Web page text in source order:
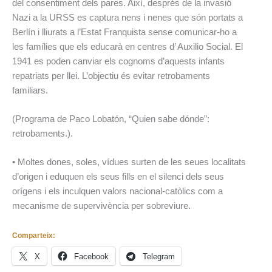
del consentiment dels pares. Així, després de la invasió
Nazi a la URSS es captura nens i nenes que són portats a
Berlín i lliurats a l’Estat Franquista sense comunicar-ho a
les famílies que els educarà en centres d’ Auxilio Social. El
1941 es poden canviar els cognoms d’aquests infants
repatriats per llei. L’objectiu és evitar retrobaments
familiars.
(Programa de Paco Lobatón, “Quien sabe dónde”:
retrobaments.).
• Moltes dones, soles, vídues surten de les seues localitats
d’origen i eduquen els seus fills en el silenci dels seus
orígens i els inculquen valors nacional-catòlics com a
mecanisme de supervivència per sobreviure.
Comparteix:
X Facebook Telegram